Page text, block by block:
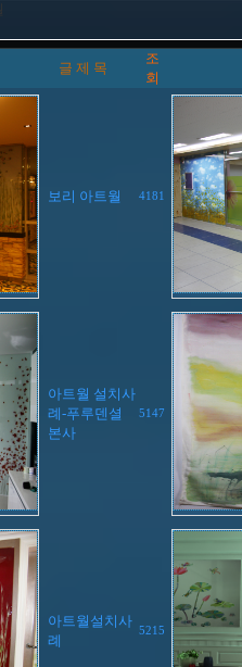
글 제 목
조
회
보리 아트월 4181
아트월 설치사
례-푸루덴셜
본사
5147
아트월설치사
례
5215